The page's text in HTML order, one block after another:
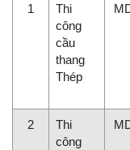
1
Thi
công
cầu
thang
Thép
2
Thi
công